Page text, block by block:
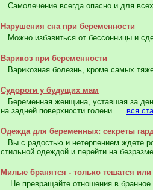
Самолечение всегда опасно и для
Нарушения сна при беременности
Можно избавиться от бессонницы и
Варикоз при беременности
Варикозная болезнь, кроме самых
Судороги у будущих мам
Беременная женщина, уставшая за
на задней поверхности голени. ... вся
Одежда для беременных: секреты
Вы с радостью и нетерпением ждете
стильной одеждой и перейти на
Милые бранятся - только тешатся или
Не превращайте отношения в бранное